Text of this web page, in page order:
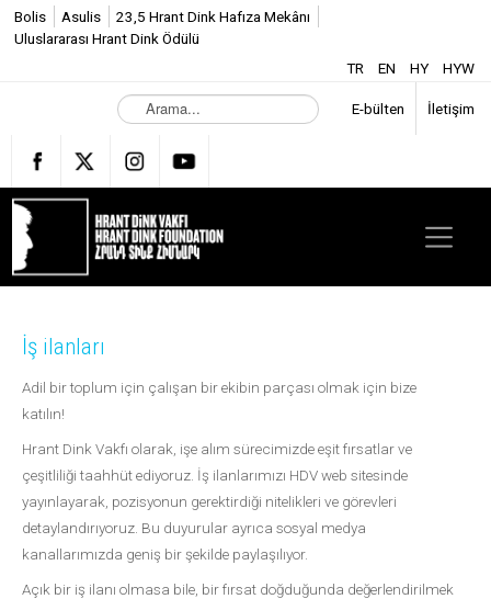
Bolis Asulis
23,5 Hrant Dink Hafıza Mekânı
Uluslararası Hrant Dink Ödülü
TR
EN HY HYW
A
r
m
a
.
.
E-bülten İletişim
İş ilanları
Adil bir toplum için çalışan bir ekibin parçası olmak için bize
katılın!
Hrant Dink Vakfı olarak, işe alım sürecimizde eşit fırsatlar ve
çeşitliliği taahhüt ediyoruz. İş ilanlarımızı HDV web sitesinde
yayınlayarak, pozisyonun gerektirdiği nitelikleri ve görevleri
detaylandırıyoruz. Bu duyurular ayrıca sosyal medya
kanallarımızda geniş bir şekilde paylaşılıyor.
Açık bir iş ilanı olmasa bile, bir fırsat doğduğunda değerlendirilmek